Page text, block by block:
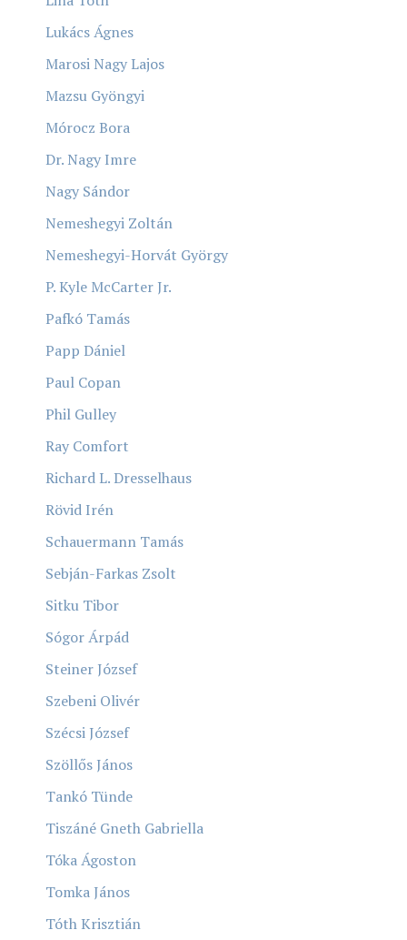
Lukács Ágnes
Marosi Nagy Lajos
Mazsu Gyöngyi
Mórocz Bora
Dr. Nagy Imre
Nagy Sándor
Nemeshegyi Zoltán
Nemeshegyi-Horvát György
P. Kyle McCarter Jr.
Pafkó Tamás
Papp Dániel
Paul Copan
Phil Gulley
Ray Comfort
Richard L. Dresselhaus
Rövid Irén
Schauermann Tamás
Sebján-Farkas Zsolt
Sitku Tibor
Sógor Árpád
Steiner József
Szebeni Olivér
Szécsi József
Szöllős János
Tankó Tünde
Tiszáné Gneth Gabriella
Tóka Ágoston
Tomka János
Tóth Krisztián